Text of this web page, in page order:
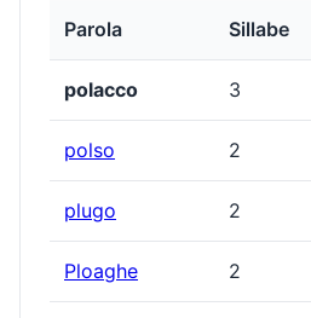
Parola Sillabe
polacco 3
polso 2
plugo 2
Ploaghe 2